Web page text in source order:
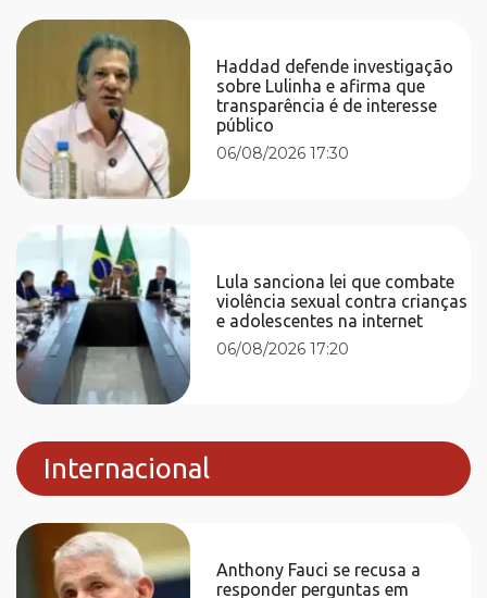
Haddad defende investigação
sobre Lulinha e afirma que
transparência é de interesse
público
06/08/2026 17:30
Lula sanciona lei que combate
violência sexual contra crianças
e adolescentes na internet
06/08/2026 17:20
Internacional
Anthony Fauci se recusa a
responder perguntas em